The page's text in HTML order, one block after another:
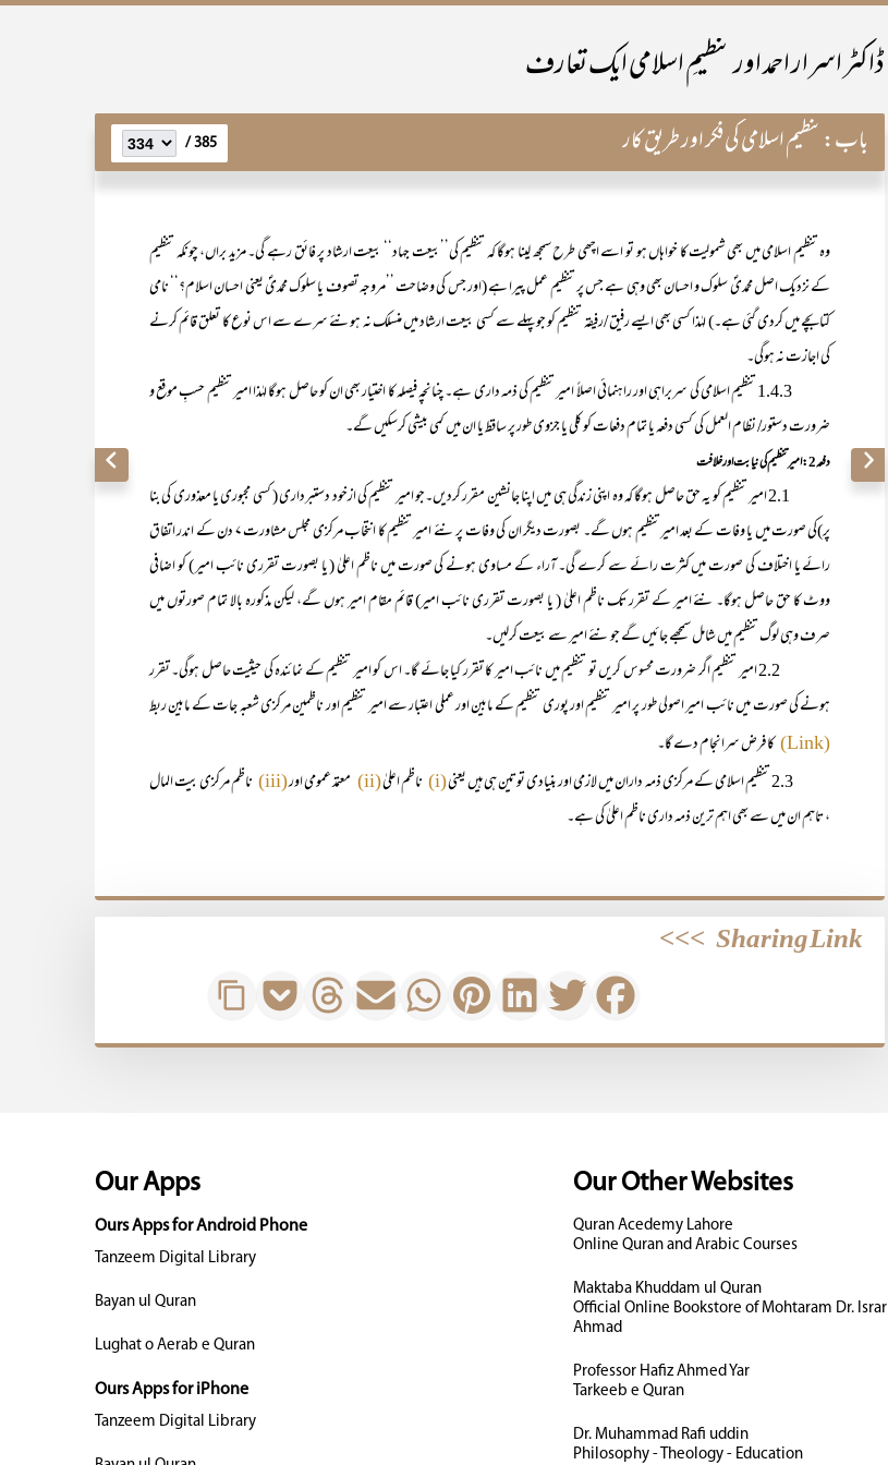
ڈاکٹر اسرار احمد اور تنظیمِ اسلامی ایک تعارف
باب:تنظیم اسلامی کی فکر اور طریق کار 385 /
وہ تنظیم اسلامی میں بھی شمولیت کا خواہاں ہو تو اسے اچھی طرح سمجھ لینا ہوگا کہ تنظیم کی’’بیعت جہاد‘‘ بیعت ارشاد پر فائق رہے گی۔ مزید براں، چونکہ تنظیم
کے نزدیک اصل محمدیؐ سلوک و احسان بھی وہی ہے جس پر تنظیم عمل پیرا ہے (اور جس کی وضاحت ’’مروجہ تصوف یا سلوک محمدیؐ یعنی احسان اسلام؟‘‘ نامی
کتابچے میں کردی گئی ہے۔) لہٰذا کسی بھی ایسے رفیق /رفیقہ تنظیم کو جو پہلے سے کسی بیعت ارشاد میں منسلک نہ ہونئے سرے سے اس نوع کا تعلق قائم کرنے
کی اجازت نہ ہوگی۔
1.4.3 تنظیم اسلامی کی سربراہی اور راہنمائی اصلاً امیر تنظیم کی ذمہ داری ہے۔ چنانچہ فیصلہ کا اختیار بھی ان کو حاصل ہوگا لہٰذا امیر تنظیم حسبِ موقع و
ضرورت دستور/ نظام العمل کی کسی دفعہ یا تمام دفعات کو کلی یا جزوی طور پر ساقط یا ان میں کمی بیشی کرسکیں گے۔
دفعہ2: امیرتنظیم کی نیابت اور خلافت
2.1 امیر تنظیم کو یہ حق حاصل ہوگا کہ وہ اپنی زندگی ہی میں اپنا جانشین مقرر کردیں۔جو امیر تنظیم کی ازخود دستبرداری ( کسی مجبوری یا معذوری کی بنا
پر)کی صورت میں یا وفات کے بعد امیرتنظیم ہوں گے۔ بصورت دیگر ان کی وفات پر نئے امیر تنظیم کا انتخاب مرکزی مجلس مشاورت ۷ دن کے اندر اتفاق
رائے یا اختلاف کی صورت میں کثرت رائے سے کرے گی۔ آراء کے مساوی ہونے کی صورت میں ناظم اعلیٰ ( یا بصورت تقرری نائب امیر ) کو اضافی
ووٹ کا حق حاصل ہوگا۔ نئے امیر کے تقرر تک ناظم اعلیٰ ( یا بصورت تقرری نائب امیر) قائم مقام امیر ہوں گے، لیکن مذکورہ بالا تمام صورتوں میں
صرف وہی لوگ تنظیم میں شامل سمجھے جائیں گے جو نئے امیر سے بیعت کرلیں۔
2.2 امیر تنظیم اگر ضرورت محسوس کریں تو تنظیم میں نائب امیر کا تقرر کیا جائے گا۔ اس کو امیر تنظیم کے نمائندہ کی حیثیت حاصل ہوگی۔ تقرر
ہونے کی صورت میں نائب امیر اصولی طور پر امیر تنظیم اور پوری تنظیم کے مابین اور عملی اعتبار سے امیر تنظیم اور ناظمین مرکزی شعبہ جات کے مابین ربط
(Link)
کا فرض سرانجام دے گا۔
2.3 تنظیم اسلامی کے مرکزی ذمہ داران میں لازمی اور بنیادی توتین ہی ہیں یعنی
(i) ناظم اعلیٰ(ii) معتمد عمومی اور(iii)
ناظم مرکزی بیت المال
، تاہم ان میں سے بھی اہم ترین ذمہ داری ناظم اعلیٰ کی ہے۔
Sharing Link
>>>
Our Other Websites
Quran Acedemy Lahore
Online Quran and Arabic Courses
Maktaba Khuddam ul Quran
Official Online Bookstore of Mohtaram Dr. Israr
Ahmad
Professor Hafiz Ahmed Yar
Tarkeeb e Quran
Dr. Muhammad Rafi uddin
Philosophy - Theology - Education
Our Apps
Ours Apps for Android Phone
Tanzeem Digital Library
Bayan ul Quran
Lughat o Aerab e Quran
Ours Apps for iPhone
Tanzeem Digital Library